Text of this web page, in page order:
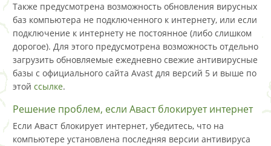
Также предусмотрена возможность обновления вирусных
баз компьютера не подключенного к интернету, или если
подключение к интернету не постоянное (либо слишком
дорогое). Для этого предусмотрена возможность отдельно
загрузить обновляемые ежедневно свежие антивирусные
базы с официального сайта Avast для версий 5 и выше по
этой ссылке.
Решение проблем, если Аваст блокирует интернет
Если Аваст блокирует интернет, убедитесь, что на
компьютере установлена последняя версии антивируса